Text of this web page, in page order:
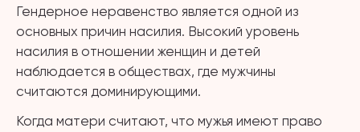
Гендерное неравенство является одной из
основных причин насилия. Высокий уровень
насилия в отношении женщин и детей
наблюдается в обществах, где мужчины
считаются доминирующими.
Когда матери считают, что мужья имеют право